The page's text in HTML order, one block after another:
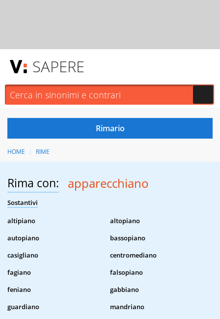
SAPERE
HOME RIME
Rima con: apparecchiano
Sostantivi
altipiano
altopiano
autopiano
bassopiano
casigliano
centromediano
fagiano
falsopiano
feniano
gabbiano
guardiano
mandriano